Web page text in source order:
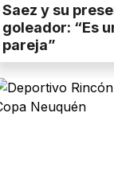
Saez y su
goleador: “Es
pareja”